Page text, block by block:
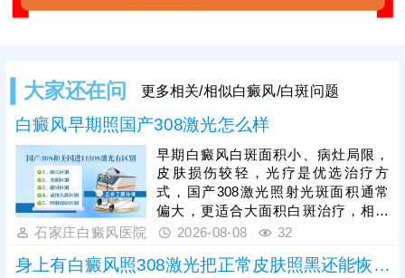
大家还在问 更多相关/相似白癜风/白斑问题
白癜风早期照国产308激光怎么样
早期白癜风白斑面积小、病灶局限，
皮肤损伤较轻，光疗是优选治疗方
式，国产308激光照射光斑面积通常
偏大，更适合大面积白斑治疗，相较
之下，进口308激光靶向性强、光源
边健康肌肤，兼具安全性与高效性，
石家庄白癜风医院 2026-08-08 32
身上有白癜风照308激光把正常皮肤照黑还能恢复吗